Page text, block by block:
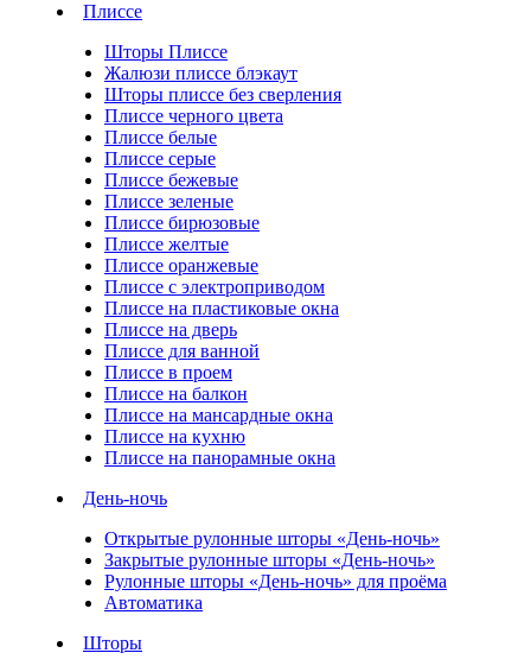
Плиссе
Шторы Плиссе
Жалюзи плиссе блэкаут
Шторы плиссе без сверления
Плиссе черного цвета
Плиссе белые
Плиссе серые
Плиссе бежевые
Плиссе зеленые
Плиссе бирюзовые
Плиссе желтые
Плиссе оранжевые
Плиссе с электроприводом
Плиссе на пластиковые окна
Плиссе на дверь
Плиссе для ванной
Плиссе в проем
Плиссе на балкон
Плиссе на мансардные окна
Плиссе на кухню
Плиссе на панорамные окна
День-ночь
Открытые рулонные шторы «День-ночь»
Закрытые рулонные шторы «День-ночь»
Рулонные шторы «День-ночь» для проёма
Автоматика
Шторы